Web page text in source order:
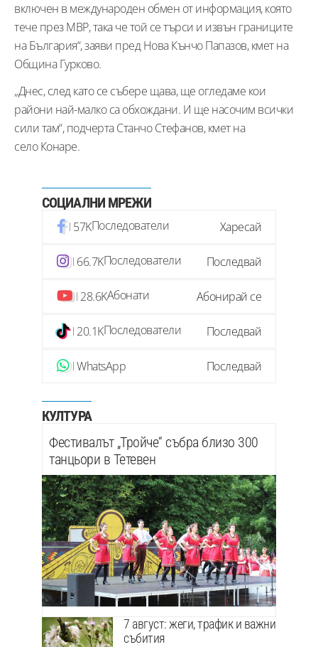
включен в международен обмен от информация, която
тече през МВР, така че той се търси и извън границите
на България“, заяви пред Нова Кънчо Папазов, кмет на
Община Гурково.
„Днес, след като се събере щава, ще огледаме кои
райони най-малко са обхождани. И ще насочим всички
сили там“, подчерта Станчо Стефанов, кмет на
село Конаре.
СОЦИАЛНИ МРЕЖИ
57KПоследователи Харесай
66.7KПоследователи Последвай
28.6KАбонати Абонирай се
20.1KПоследователи Последвай
WhatsApp Последвай
КУЛТУРА
Фестивалът „Тройче“ събра близо 300
танцьори в Тетевен
7 август: жеги, трафик и важни
събития